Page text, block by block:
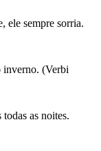
ele sempre sorria.
inverno. (Verbi
todas as noites.